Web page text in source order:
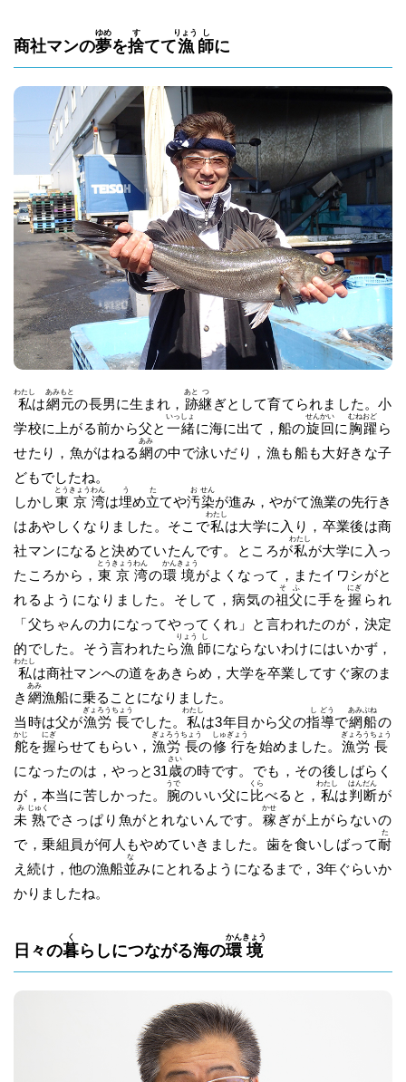
商社マンの夢
ゆめ
を捨
す
てて漁
りょう
師
し
に
私
わたし
は網
あみ
元
もと
の長男に生まれ， 跡
あと
継
つ
ぎとして育てられました。小
学校に上がる前から父と 一
いっ
緒
しょ
に海に出て，船の旋
せん
回
かい
に 胸
むね
躍
おど
ら
せたり，魚がはねる網
あみ
の中で泳いだり，漁も船も大好きな子
どもでしたね。
しかし東
とう
京
きょう
湾
わん
は埋
う
め立
た
てや汚
お
染
せん
が進み，やがて漁業の先行き
はあやしくなりました。そこで私
わたし
は大学に入り，卒業後は商
社マンになると決めていたんです。ところが私
わたし
が大学に入っ
たころから， 東
とう
京
きょう
湾
わん
の環
かん
境
きょう
がよくなって，またイワシがと
れるようになりました。そして，病気の祖
そ
父
ふ
に手を握
にぎ
られ
「父ちゃんの力になってやってくれ」と言われたのが，決定
的でした。そう言われたら漁
りょう
師
し
にならないわけにはいかず，
私
わたし
は商社マンへの道をあきらめ，大学を卒業してすぐ家のま
き 網
あみ
漁船に乗ることになりました。
当時は父が漁
ぎょ
労
ろう
長
ちょう
でした。 私
わたし
は3年目から父の指
し
導
どう
で網
あみ
船
ぶね
の
舵
かじ
を握
にぎ
らせてもらい， 漁
ぎょ
労
ろう
長
ちょう
の修
しゅ
行
ぎょう
を始めました。 漁
ぎょ
労
ろう
長
ちょう
になったのは，やっと31歳
さい
の時です。でも，その後しばらく
が，本当に苦しかった。 腕
うで
のいい父に 比
くら
べると， 私
わたし
は判
はん
断
だん
が
未
み
熟
じゅく
でさっぱり魚がとれないんです。 稼
かせ
ぎが上がらないの
で，乗組員が何人もやめていきました。歯を食いしばって耐
た
え続け，他の漁船並
な
みにとれるようになるまで，3年ぐらいか
かりましたね。
日々の暮
く
らしにつながる海の環
かん
境
きょう